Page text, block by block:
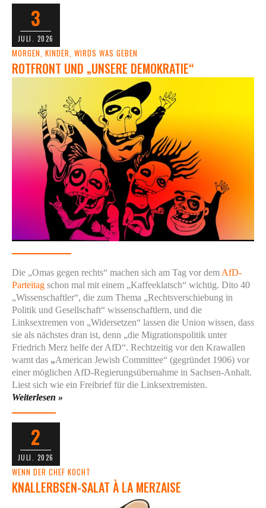
3
JULI. 2026
MORGEN, KINDER, WIRDS WAS GEBEN
ROTFRONT UND „UNSERE DEMOKRATIE“
Die „Omas gegen rechts“ machen sich am Tag vor demAfD-
Parteitag schon mal mit einem „Kaffeeklatsch“ wichtig. Dito 40
„Wissenschaftler“, die zum Thema „Rechtsverschiebung in
Politik und Gesellschaft“ wissenschaftlern, und die
Linksextremen von „Widersetzen“ lassen die Union wissen, dass
sie als nächstes dran ist, denn „die Migrationspolitik unter
Friedrich Merz helfe der AfD“. Rechtzeitig vor den Krawallen
warnt das „American Jewish Committee“ (gegründet 1906) vor
einer möglichen AfD-Regierungsübernahme in Sachsen-Anhalt.
Liest sich wie ein Freibrief für die Linksextremisten.
Weiterlesen »
2
JULI. 2026
WENN DER CHEF KOCHT
KNALLERBSEN-SALAT À LA MERZAISE